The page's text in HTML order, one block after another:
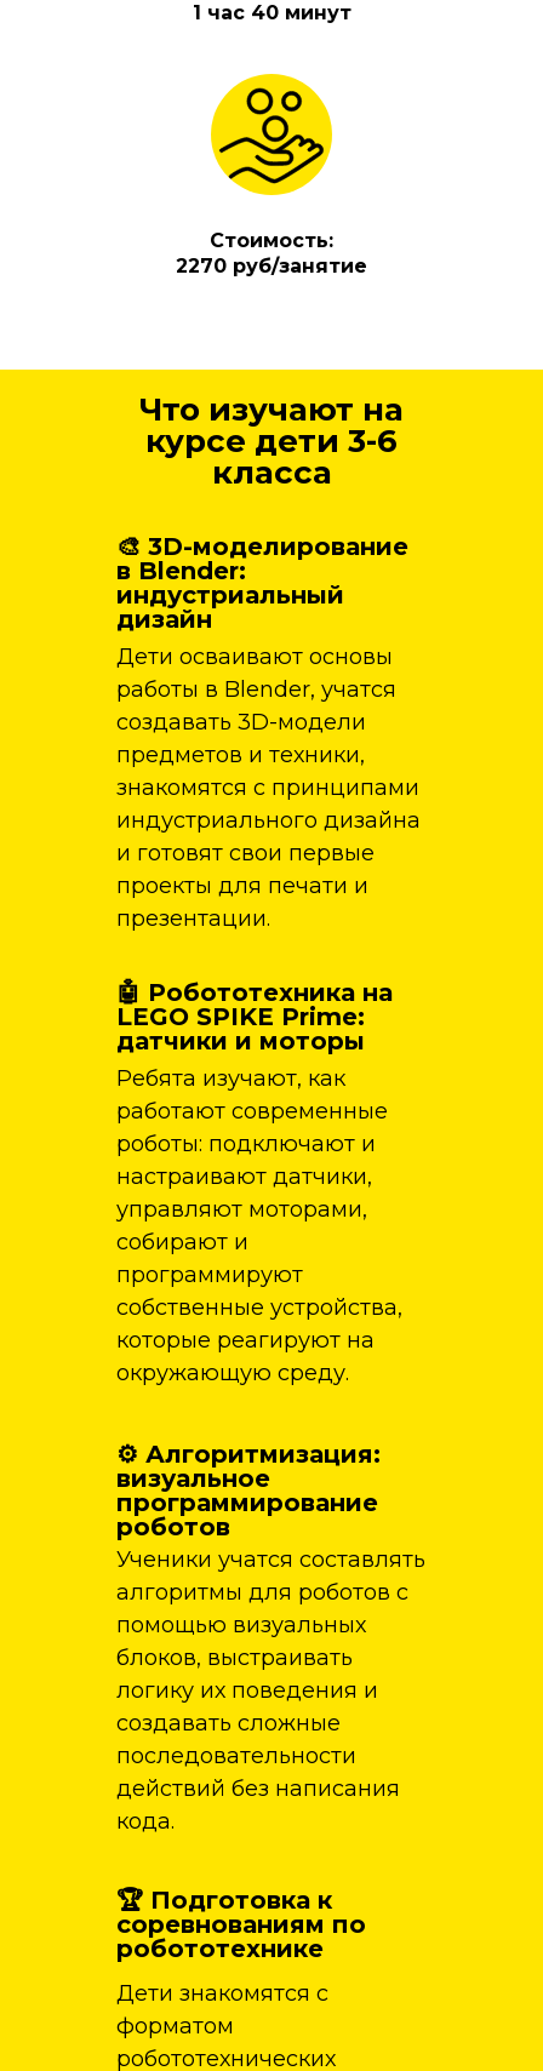
1 час 40 минут
Стоимость:
2270 руб/занятие
🏆 Подготовка к
соревнованиям по
робототехнике
Что изучают на
курсе дети 3-6
класса
Дети знакомятся с
форматом
робототехнических
⚙️ Алгоритмизация:
визуальное
программирование
роботов
Ученики учатся составлять
алгоритмы для роботов с
помощью визуальных
блоков, выстраивать
логику их поведения и
создавать сложные
последовательности
действий без написания
кода.
🤖 Робототехника на
LEGO SPIKE Prime:
датчики и моторы
Ребята изучают, как
работают современные
роботы: подключают и
настраивают датчики,
управляют моторами,
собирают и
программируют
собственные устройства,
которые реагируют на
окружающую среду.
🎨 3D-моделирование
в Blender:
индустриальный
дизайн
Дети осваивают основы
работы в Blender, учатся
создавать 3D-модели
предметов и техники,
знакомятся с принципами
индустриального дизайна
и готовят свои первые
проекты для печати и
презентации.